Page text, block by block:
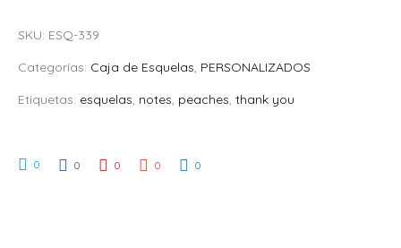
SKU: ESQ-339
Categorías: Caja de Esquelas, PERSONALIZADOS
Etiquetas: esquelas, notes, peaches, thank you
0 0 0 0 0